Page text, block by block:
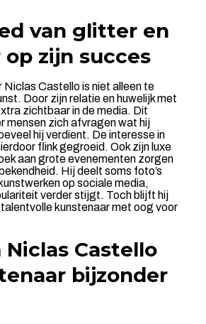
van glitter en
zijn succes
Niclas Castello is niet alleen te
Door zijn relatie en huwelijk met
zichtbaar in de media. Dit
mensen zich afvragen wat hij
hij verdient. De interesse in
flink gegroeid. Ook zijn luxe
aan grote evenementen zorgen
Hij deelt soms foto’s
op sociale media,
verder stijgt. Toch blijft hij
kunstenaar met oog voor
Castello
bijzonder